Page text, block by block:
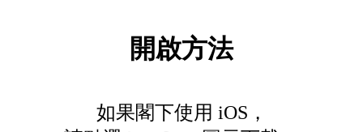
開啟方法
如果閣下使用 iOS，